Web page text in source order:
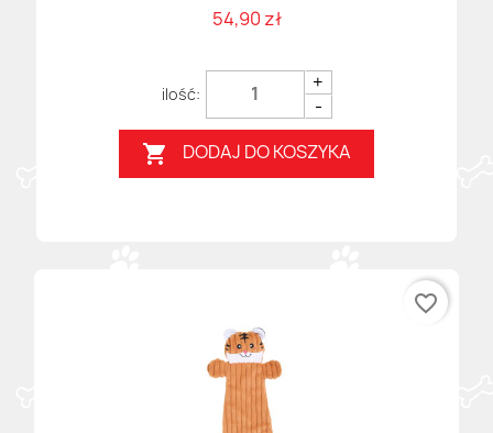
54,90 zł
+
-
 DODAJ DO KOSZYKA
favorite_border